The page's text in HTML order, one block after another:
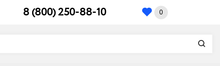
8 (800) 250-88-10 0